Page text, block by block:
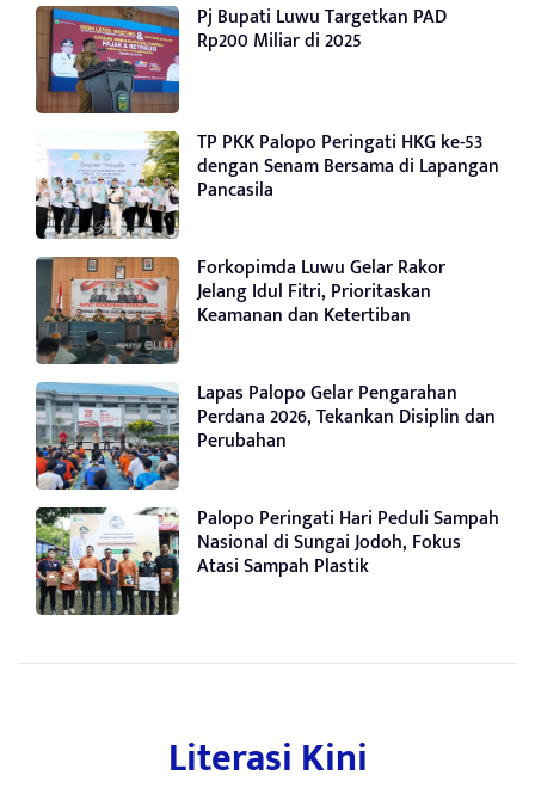
Pj Bupati Luwu Targetkan PAD
Rp200 Miliar di 2025
TP PKK Palopo Peringati HKG ke-53
dengan Senam Bersama di Lapangan
Pancasila
Forkopimda Luwu Gelar Rakor
Jelang Idul Fitri, Prioritaskan
Keamanan dan Ketertiban
Lapas Palopo Gelar Pengarahan
Perdana 2026, Tekankan Disiplin dan
Perubahan
Palopo Peringati Hari Peduli Sampah
Nasional di Sungai Jodoh, Fokus
Atasi Sampah Plastik
Literasi Kini